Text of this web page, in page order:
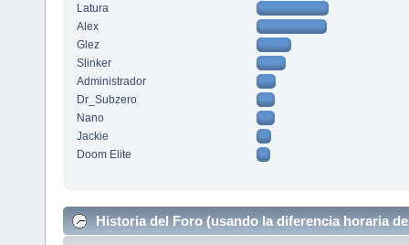
Latura
Alex
Glez
Slinker
Administrador
Dr_Subzero
Nano
Jackie
Doom Elite
Historia del Foro (usando la diferencia horaria